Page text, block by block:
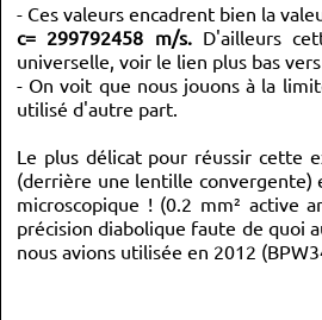
- Ces valeurs encadrent bien la
c= 299792458 m/s.D'ailleurs
universelle, voir le lien plus bas
- On voit que nous jouons à la
utilisé d'autre part.
Le plus délicat pour réussir cette
(derrière une lentille convergente)
microscopique ! (0.2 mm² active
précision diabolique faute de quoi
nous avions utilisée en 2012